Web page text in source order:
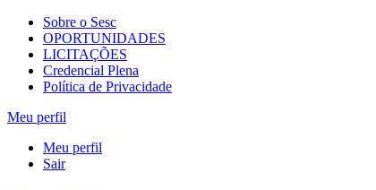
Sobre o Sesc
OPORTUNIDADES
LICITAÇÕES
Credencial Plena
Política de Privacidade
Meu perfil
Meu perfil
Sair